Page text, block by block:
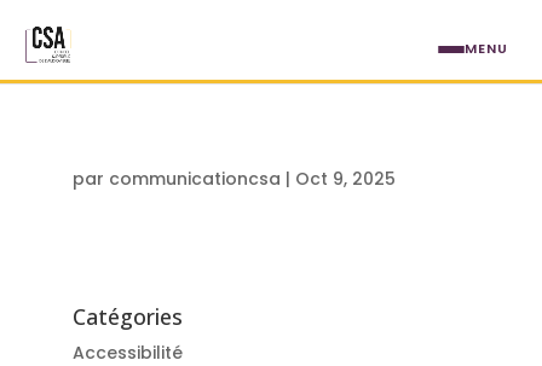
par communicationcsa | Oct 9, 2025
Catégories
Accessibilité
MENU